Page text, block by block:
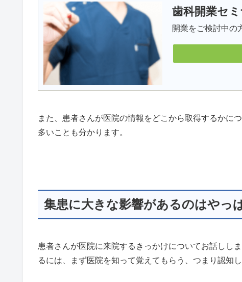
歯科開業セ
開業をご検討中の
また、患者さんが医院の情報をどこから取得するかに
多いことも分かります。
集患に大きな影響があるのはやっ
患者さんが医院に来院するきっかけについてお話しし
るには、まず医院を知って覚えてもらう、つまり認知